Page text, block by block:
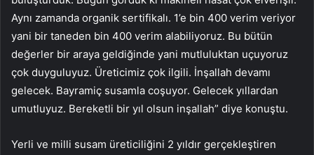
Aynı zamanda organik sertifikalı. 1’e bin 400 verim veriyor
yani bir taneden bin 400 verim alabiliyoruz. Bu bütün
değerler bir araya geldiğinde yani mutluluktan uçuyoruz
çok duyguluyuz. Üreticimiz çok ilgili. İnşallah devamı
gelecek. Bayramiç susamla coşuyor. Gelecek yıllardan
umutluyuz. Bereketli bir yıl olsun inşallah” diye konuştu.
Yerli ve milli susam üreticiliğini 2 yıldır gerçekleştiren